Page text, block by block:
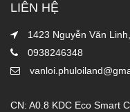
LIÊN HỆ
1423 Nguyễn Văn
0938246348
CN: A0.8 KDC Eco Smart